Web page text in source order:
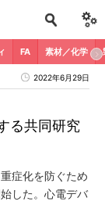
FA 素材／化学
2022年6月29日
る共同研究
症化を防ぐため
した。心電デバ